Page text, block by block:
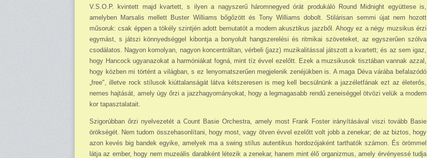
V.S.O.P. kvintett majd kvartett, s ilyen a nagyszerű háromnegyed órát produkáló Round Midnight együttese is,
amelyben Marsalis mellett Buster Williams bőgőzött és Tony Williams dobolt. Stilárisan semmi újat nem hozott
műsoruk: csak éppen a tökély szintjén adott bemutatót a modern akusztikus jazzből. Ahogy ez a négy muzsikus érzi
egymást, s játszi könnyedséggel kibontja a bonyolult hangszerelési és ritmikai szöveteket, az egyszerűen szólva
csodálatos. Nagyon komolyan, nagyon koncentráltan, vérbeli (jazz) muzikalitással játszott a kvartett; és az sem igaz,
hogy Hancock ugyanazokat a harmóniákat fogná, mint tíz évvel ezelőtt. Ezek a muzsikusok tisztában vannak azzal,
hogy közben mi történt a világban, s ez lenyomatszerűen megjelenik zenéjükben is. A maga Déva várába befalazódó
„free", illetve rock stílusok kiút­talanságát látva kétszeresen is meg kell becsülnünk a jazzéletfának ezt az életerős,
nemes hajtását, amely úgy őrzi a jazzhagyományokat, hogy a legmagasabb rendű zeneiséggel ötvözi velük a modern
kor tapasztalatait.
Szigorúbban őrzi nyelvezetét a Count Basie Orchestra, amely most Frank Foster irányí­tásával viszi tovább Basie
örökségét. Nem tudom összehasonlítani, hogy most, vagy ötven évvel ezelőtt volt jobb a zenekar; de az biztos, hogy
azon kevés big bandek egyike, amelyek ma a swing stílus autentikus hordozójaként tarthatók számon. És örömmel
látja az ember, hogy nem muzeális darabként létezik a zenekar, hanem mint élő organizmus, amely érvényessé tudja